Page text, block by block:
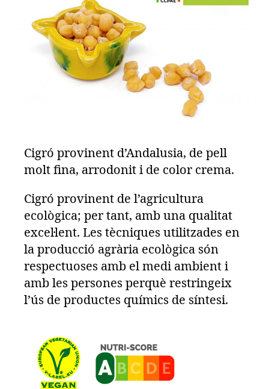
Cigró provinent d’Andalusia, de pell
molt fina, arrodonit i de color crema.
Cigró provinent de l’agricultura
ecològica; per tant, amb una qualitat
excel·lent. Les tècniques utilitzades en
la producció agrària ecològica són
respectuoses amb el medi ambient i
amb les persones perquè restringeix
l’ús de productes químics de síntesi.